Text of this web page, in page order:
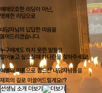
애매모호한 리딩이 아닌,
명쾌한 리딩으로
내담자님의 답답한 마음을
뚫어드리겠습니다.
누구에게도 하지 못한 말들을
털어놓고 싶으실때 하나린을 찾아주세요!
이별의 아픔으로 힘드신 내담자님들을
재회의 길로 이끌어드릴게요ᡣ?
선생님 소개 더보기